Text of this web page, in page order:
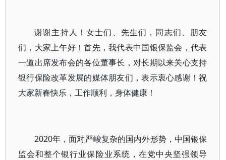
谢谢主持人！女士们、先生们，同志们、朋友
们，大家上午好！首先，我代表中国银保监会，代表
一道出席发布会的各位董事长，对长期以来关心支持
银行保险改革发展的媒体朋友们，表示衷心感谢！祝
大家新春快乐，工作顺利，身体健康！
2020年，面对严峻复杂的国内外形势，中国银保
监会和整个银行业保险业系统，在党中央坚强领导